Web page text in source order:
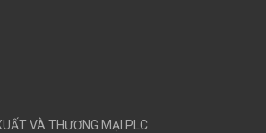
VÀ THƯƠNG MẠI PLC